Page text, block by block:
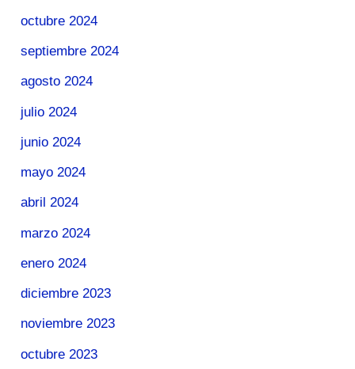
octubre 2024
septiembre 2024
agosto 2024
julio 2024
junio 2024
mayo 2024
abril 2024
marzo 2024
enero 2024
diciembre 2023
noviembre 2023
octubre 2023